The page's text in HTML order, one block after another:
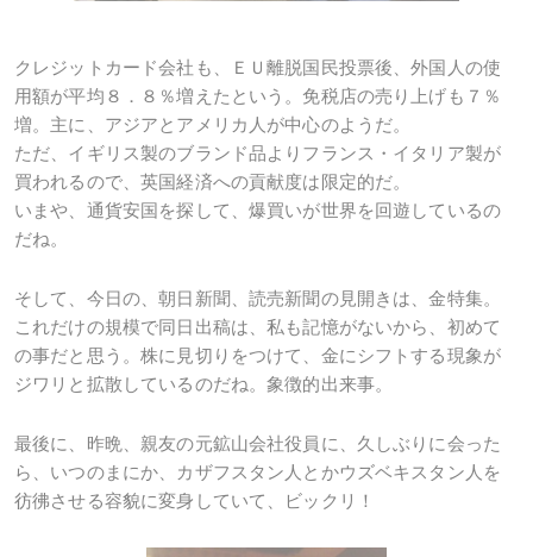
クレジットカード会社も、ＥＵ離脱国民投票後、外国人の使
用額が平均８．８％増えたという。免税店の売り上げも７％
増。主に、アジアとアメリカ人が中心のようだ。
ただ、イギリス製のブランド品よりフランス・イタリア製が
買われるので、英国経済への貢献度は限定的だ。
いまや、通貨安国を探して、爆買いが世界を回遊しているの
だね。
そして、今日の、朝日新聞、読売新聞の見開きは、金特集。
これだけの規模で同日出稿は、私も記憶がないから、初めて
の事だと思う。株に見切りをつけて、金にシフトする現象が
ジワリと拡散しているのだね。象徴的出来事。
最後に、昨晩、親友の元鉱山会社役員に、久しぶりに会った
ら、いつのまにか、カザフスタン人とかウズベキスタン人を
彷彿させる容貌に変身していて、ビックリ！